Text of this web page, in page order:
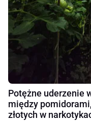
Potężne uderzenie
między
złotych w